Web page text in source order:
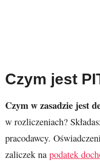
Czym jest
Czym w zasadzie jest
w rozliczeniach?
pracodawcy.
zaliczek na podatek